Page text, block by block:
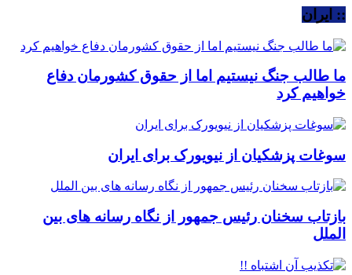
:: ایران
ما طالب جنگ نیستیم اما از حقوق کشورمان دفاع
خواهیم کرد
سوغات پزشکیان از نیویورک برای ایران
بازتاب سخنان رئیس جمهور از نگاه رسانه های بین
الملل